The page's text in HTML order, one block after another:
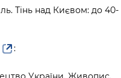
Тінь над Києвом: до 40-
: